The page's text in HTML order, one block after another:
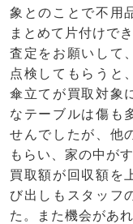
象とのことで不用
まとめて片付けで
査定をお願いして
点検してもらうと
傘立てが買取対象
なテーブルは傷も
せんでしたが、他
もらい、家の中が
買取額が回収額を
び出しもスタッフ
た。また機会があ